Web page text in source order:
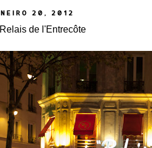
20, 2012
de l'Entrecôte